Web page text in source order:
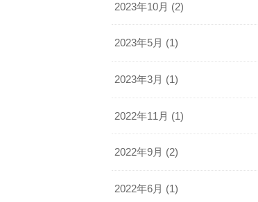
2023年10月 (2)
2023年5月 (1)
2023年3月 (1)
2022年11月 (1)
2022年9月 (2)
2022年6月 (1)